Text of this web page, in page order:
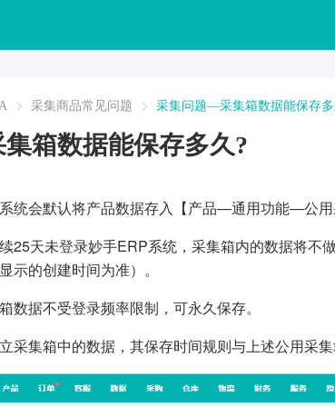
采集商品常见问题 采集问题—采集箱数据能保存多
箱数据能保存多久?
统会默认将产品数据存入【产品—通用功能—公
续25天未登录妙手ERP系统，采集箱内的数据将
示的创建时间为准）。
数据不受登录频率限制，可永久保存。
采集箱中的数据，其保存时间规则与上述公用采集